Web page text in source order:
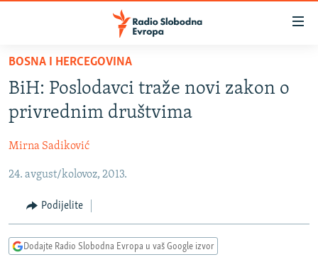
Pređite
glavni
sadržaj
Pređite
na
navigaciju
Pređite
pretragu
BOSNA I HERCEGOVINA
SRBIJA
KOSOVO
CRNA GORA
VIZUELNO
FOTOGALERIJE
PODCASTI
RAT U UKRAJINI
BOSNA I HERCEGOVINA
BiH: Poslodavci traže novi zakon o
privrednim društvima
Mirna Sadiković
24. avgust/kolovoz, 2013.
Podijelite
Dodajte Radio Slobodna Evropa u vaš Google izvor